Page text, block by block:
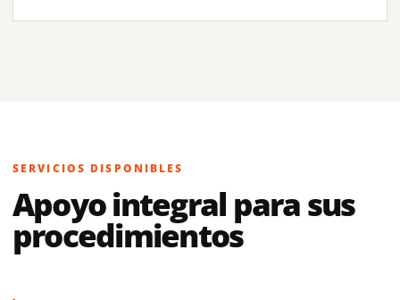
SERVICIOS DISPONIBLES
Apoyo integral para sus
procedimientos